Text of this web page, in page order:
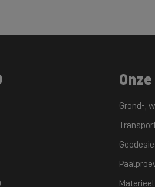
Grond-,
Geodesie
Materieel